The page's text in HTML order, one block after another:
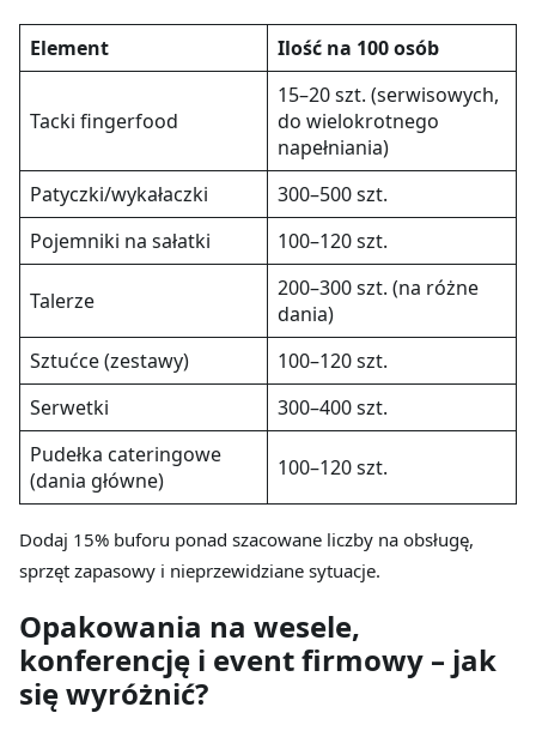
Element Ilość na 100 osób
Tacki fingerfood
15–20 szt. (serwisowych,
do wielokrotnego
napełniania)
Patyczki/wykałaczki
300–500 szt.
Pojemniki na sałatki
100–120 szt.
Talerze
200–300 szt. (na różne
dania)
Sztućce (zestawy)
100–120 szt.
Serwetki
300–400 szt.
Pudełka cateringowe
(dania główne)
100–120 szt.
Dodaj 15% buforu ponad szacowane liczby na obsługę,
sprzęt zapasowy i nieprzewidziane sytuacje.
Opakowania na wesele,
konferencję i event firmowy – jak
się wyróżnić?